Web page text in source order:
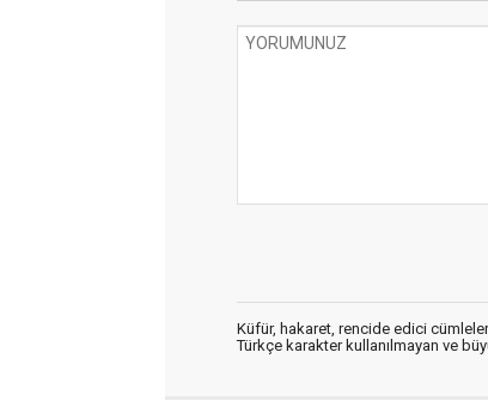
Küfür, hakaret, rencide edici cümleler
Türkçe karakter kullanılmayan ve